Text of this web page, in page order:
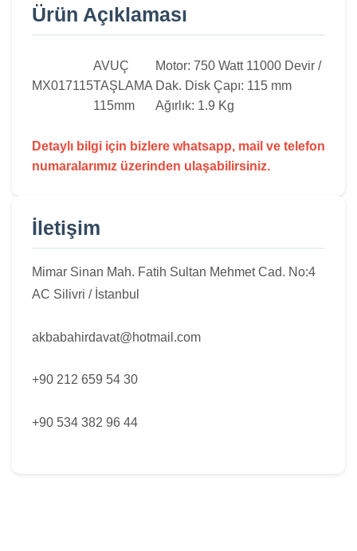
Ürün Açıklaması
MX017115
AVUÇ
TAŞLAMA
115mm
Motor: 750 Watt 11000 Devir /
Dak. Disk Çapı: 115 mm
Ağırlık: 1.9 Kg
Detaylı bilgi için bizlere whatsapp, mail ve telefon
numaralarımız üzerinden ulaşabilirsiniz.
İletişim
Mimar Sinan Mah. Fatih Sultan Mehmet Cad. No:4
AC Silivri / İstanbul
akbabahirdavat@hotmail.com
+90 212 659 54 30
+90 534 382 96 44